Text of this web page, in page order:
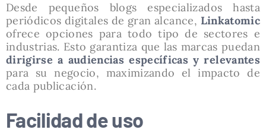
Desde pequeños blogs especializados hasta
periódicos digitales de gran alcance, Linkatomic
ofrece opciones para todo tipo de sectores e
industrias. Esto garantiza que las marcas puedan
dirigirse a audiencias específicas y relevantes
para su negocio, maximizando el impacto de
cada publicación.
Facilidad de uso